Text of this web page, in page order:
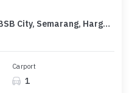
Rumah Minimalis Disewakan di BSB City, Semarang, Harga Ekonomis
Carport
1